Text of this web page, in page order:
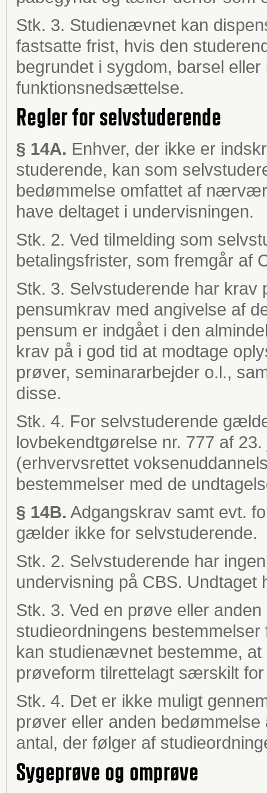
Stk. 3. Studienævnet kan
fastsatte frist, hvis den
begrundet i sygdom, barsel
funktionsnedsættelse.
Regler for selvstuderende
§ 14A. Enhver, der ikke er
studerende, kan som
bedømmelse omfattet af
have deltaget i undervisningen.
Stk. 2. Ved tilmelding som
betalingsfrister, som fremgår af
Stk. 3. Selvstuderende har krav
pensumkrav med angivelse af
pensum er indgået i den
krav på i god tid at modtage
prøver, seminararbejder o.l.,
disse.
Stk. 4. For selvstuderende
lovbekendtgørelse nr. 777 af
(erhvervsrettet
bestemmelser med de
§ 14B. Adgangskrav samt evt.
gælder ikke for selvstuderende.
Stk. 2. Selvstuderende har
undervisning på CBS.
Stk. 3. Ved en prøve eller
studieordningens
kan studienævnet bestemme,
prøveform tilrettelagt særskilt
Stk. 4. Det er ikke muligt
prøver eller anden
antal, der følger af
Sygeprøve og omprøve